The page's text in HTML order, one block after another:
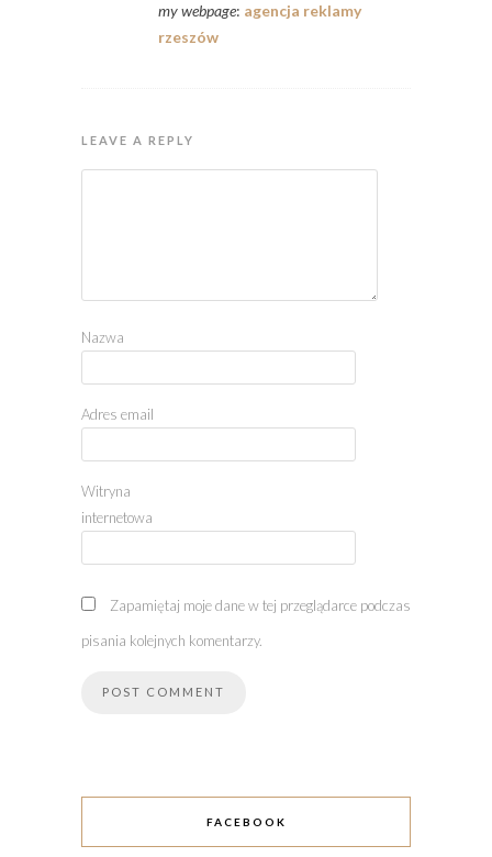
my webpage: agencja reklamy
rzeszów
LEAVE A REPLY
Nazwa
Adres email
Witryna
internetowa
Zapamiętaj moje dane w tej przeglądarce podczas
pisania kolejnych komentarzy.
FACEBOOK